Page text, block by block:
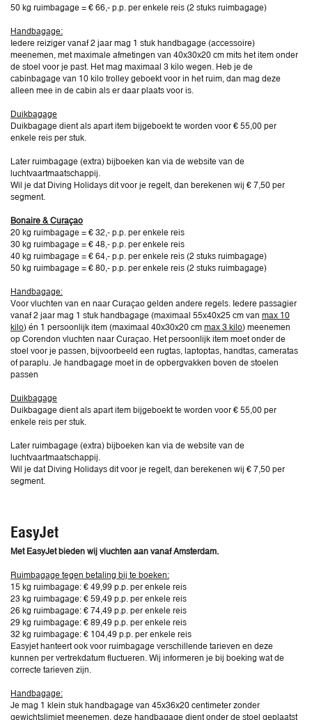
50 kg ruimbagage = € 66,- p.p. per enkele reis (2 stuks ruimbagage)
Handbagage:
Iedere reiziger vanaf 2 jaar mag 1 stuk handbagage (accessoire)
meenemen, met maximale afmetingen van 40x30x20 cm mits het item onder
de stoel voor je past. Het mag maximaal 3 kilo wegen. Heb je de
cabinbagage van 10 kilo trolley geboekt voor in het ruim, dan mag deze
alleen mee in de cabin als er daar plaats voor is.
Duikbagage
Duikbagage dient als apart item bijgeboekt te worden voor € 55,00 per
enkele reis per stuk.
Later ruimbagage (extra) bijboeken kan via de website van de
luchtvaartmaatschappij.
Wil je dat Diving Holidays dit voor je regelt, dan berekenen wij € 7,50 per
segment.
Bonaire & Curaçao
20 kg ruimbagage = € 32,- p.p. per enkele reis
30 kg ruimbagage = € 48,- p.p. per enkele reis
40 kg ruimbagage = € 64,- p.p. per enkele reis (2 stuks ruimbagage)
50 kg ruimbagage = € 80,- p.p. per enkele reis (2 stuks ruimbagage)
Handbagage:
Voor vluchten van en naar Curaçao gelden andere regels. Iedere passagier
vanaf 2 jaar mag 1 stuk handbagage (maximaal 55x40x25 cm van max 10
kilo) én 1 persoonlijk item (maximaal 40x30x20 cm max 3 kilo) meenemen
op Corendon vluchten naar Curaçao. Het persoonlijk item moet onder de
stoel voor je passen, bijvoorbeeld een rugtas, laptoptas, handtas, cameratas
of paraplu. Je handbagage moet in de opbergvakken boven de stoelen
passen
Duikbagage
Duikbagage dient als apart item bijgeboekt te worden voor € 55,00 per
enkele reis per stuk.
Later ruimbagage (extra) bijboeken kan via de website van de
luchtvaartmaatschappij.
Wil je dat Diving Holidays dit voor je regelt, dan berekenen wij € 7,50 per
segment.
EasyJet
Met EasyJet bieden wij vluchten aan vanaf Amsterdam.
Ruimbagage tegen betaling bij te boeken:
15 kg ruimbagage: € 49,99 p.p. per enkele reis
23 kg ruimbagage: € 59,49 p.p. per enkele reis
26 kg ruimbagage: € 74,49 p.p. per enkele reis
29 kg ruimbagage: € 89,49 p.p. per enkele reis
32 kg ruimbagage: € 104,49 p.p. per enkele reis
Easyjet hanteert ook voor ruimbagage verschillende tarieven en deze
kunnen per vertrekdatum fluctueren. Wij informeren je bij boeking wat de
correcte tarieven zijn.
Handbagage:
Je mag 1 klein stuk handbagage van 45x36x20 centimeter zonder
gewichtslimiet meenemen, deze handbagage dient onder de stoel geplaatst